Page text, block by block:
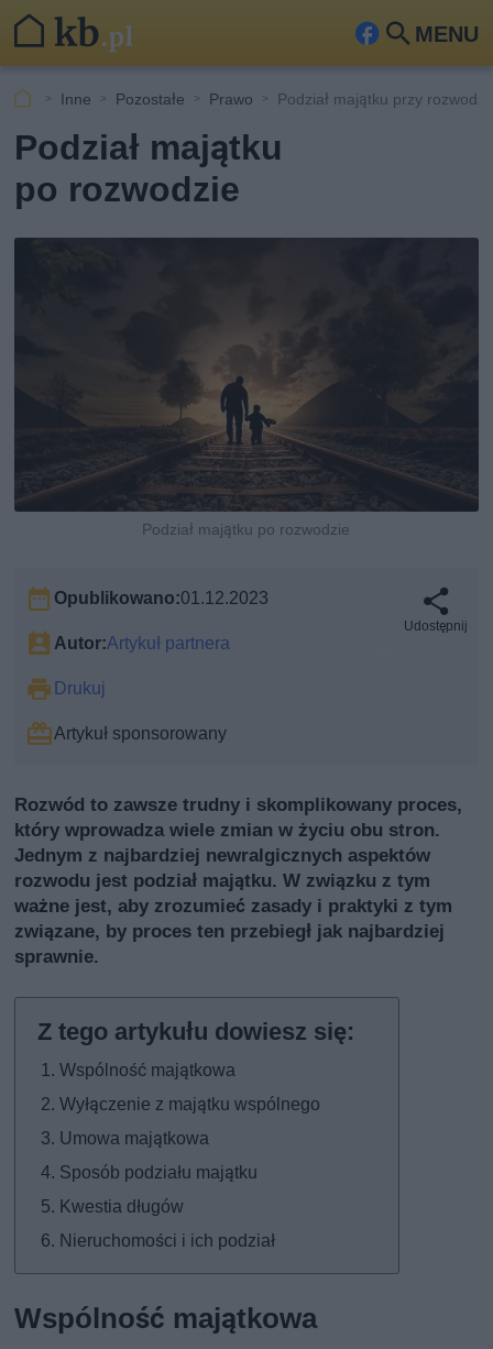
MENU
Fa
ook
Szu
Inne Pozostałe Prawo Podział majątku przy
Podział majątku
po rozwodzie
Podział majątku po rozwodzie
Opublikowano:01.12.2023
Autor:Artykuł partnera
Drukuj
Artykuł sponsorowany
Udostępnij
Rozwód to zawsze trudny i skomplikowany proces,
który wprowadza wiele zmian w życiu obu stron.
Jednym z najbardziej newralgicznych aspektów
rozwodu jest podział majątku. W związku z tym
ważne jest, aby zrozumieć zasady i praktyki z tym
związane, by proces ten przebiegł jak najbardziej
sprawnie.
Wspólność majątkowa
Wyłączenie z majątku wspólnego
Umowa majątkowa
Sposób podziału majątku
Kwestia długów
Nieruchomości i ich podział
Wspólność majątkowa